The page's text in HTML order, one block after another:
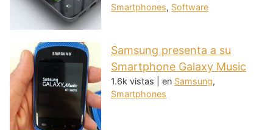
Smartphones, Software
Samsung presenta a su
Smartphone Galaxy Music
1.6k vistas en Samsung,
Smartphones